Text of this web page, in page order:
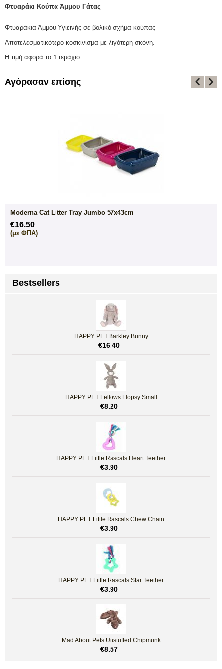
Φτυαράκι Κούπα Άμμου Γάτας
Φτυαράκια Άμμου Υγιεινής σε βολικό σχήμα κούπας
Αποτελεσματικότερο κοσκίνισμα με λιγότερη σκόνη.
Η τιμή αφορά το 1 τεμάχιο
Αγόρασαν επίσης
Moderna Cat Litter Tray Jumbo 57x43cm
€16.50
(με ΦΠΑ)
Bestsellers
HAPPY PET Barkley Bunny
€16.40
HAPPY PET Fellows Flopsy Small
€8.20
HAPPY PET Little Rascals Heart Teether
€3.90
HAPPY PET Little Rascals Chew Chain
€3.90
HAPPY PET Little Rascals Star Teether
€3.90
Mad About Pets Unstuffed Chipmunk
€8.57